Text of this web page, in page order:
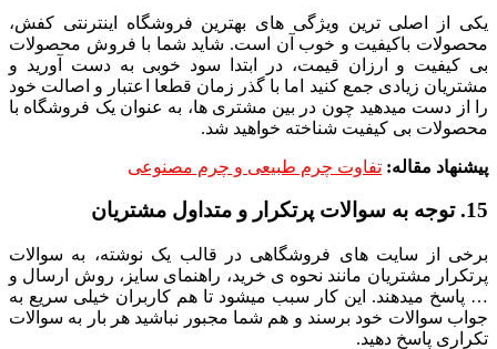
یکی از اصلی ترین ویژگی های بهترین فروشگاه اینترنتی کفش،
محصولات باکیفیت و خوب آن است. شاید شما با فروش محصولات
بی کیفیت و ارزان قیمت، در ابتدا سود خوبی به دست آورید و
مشتریان زیادی جمع کنید اما با گذر زمان قطعا اعتبار و اصالت خود
را از دست میدهید چون در بین مشتری ها، به عنوان یک فروشگاه با
محصولات بی کیفیت شناخته خواهید شد.
پیشنهاد مقاله: تفاوت چرم طبیعی و چرم مصنوعی
15. توجه به سوالات پرتکرار و متداول مشتریان
برخی از سایت های فروشگاهی در قالب یک نوشته، به سوالات
پرتکرار مشتریان مانند نحوه ی خرید، راهنمای سایز، روش ارسال و
… پاسخ میدهند. این کار سبب میشود تا هم کاربران خیلی سریع به
جواب سوالات خود برسند و هم شما مجبور نباشید هر بار به سوالات
تکراری پاسخ دهید.